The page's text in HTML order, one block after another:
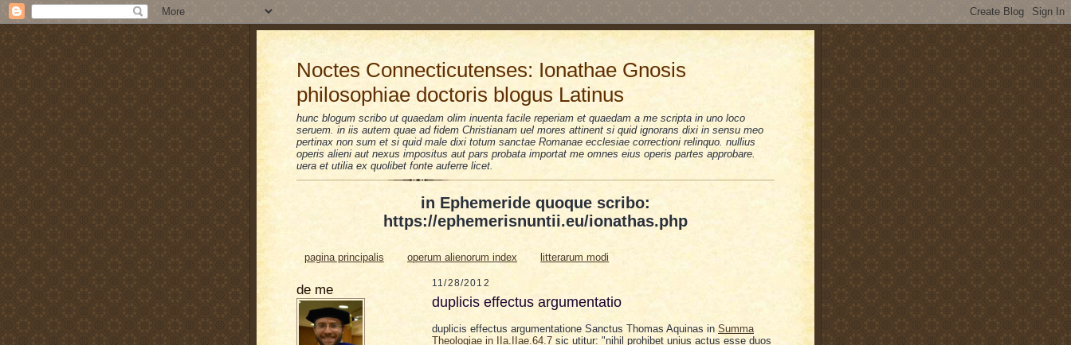
Noctes Connecticutenses: Ionathae Gnosis
philosophiae doctoris blogus Latinus
hunc blogum scribo ut quaedam olim inuenta facile reperiam et quaedam a me scripta in uno loco
seruem. in iis autem quae ad fidem Christianam uel mores attinent si quid ignorans dixi in sensu meo
pertinax non sum et si quid male dixi totum sanctae Romanae ecclesiae correctioni relinquo. nullius
operis alieni aut nexus impositus aut pars probata importat me omnes eius operis partes approbare.
uera et utilia ex quolibet fonte auferre licet.
in Ephemeride quoque scribo:
https://ephemerisnuntii.eu/ionathas.php
pagina principalis operum alienorum index litterarum modi
de me 11/28/2012
duplicis effectus argumentatio
duplicis effectus argumentatione Sanctus Thomas Aquinas in Summa
Theologiae in IIa.IIae.64.7 sic utitur: "nihil prohibet unius actus esse duos